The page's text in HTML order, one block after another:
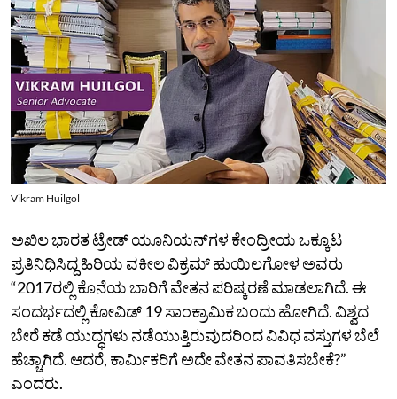
Vikram Huilgol
ಅಖಿಲ ಭಾರತ ಟ್ರೇಡ್‌ ಯೂನಿಯನ್‌ಗಳ ಕೇಂದ್ರೀಯ ಒಕ್ಕೂಟ
ಪ್ರತಿನಿಧಿಸಿದ್ದ ಹಿರಿಯ ವಕೀಲ ವಿಕ್ರಮ್‌ ಹುಯಿಲಗೋಳ ಅವರು
“2017ರಲ್ಲಿ ಕೊನೆಯ ಬಾರಿಗೆ ವೇತನ ಪರಿಷ್ಕರಣೆ ಮಾಡಲಾಗಿದೆ. ಈ
ಸಂದರ್ಭದಲ್ಲಿ ಕೋವಿಡ್‌ 19 ಸಾಂಕ್ರಾಮಿಕ ಬಂದು ಹೋಗಿದೆ. ವಿಶ್ವದ
ಬೇರೆ ಕಡೆ ಯುದ್ಧಗಳು ನಡೆಯುತ್ತಿರುವುದರಿಂದ ವಿವಿಧ ವಸ್ತುಗಳ ಬೆಲೆ
ಹೆಚ್ಚಾಗಿದೆ. ಆದರೆ, ಕಾರ್ಮಿಕರಿಗೆ ಅದೇ ವೇತನ ಪಾವತಿಸಬೇಕೆ?”
ಎಂದರು.